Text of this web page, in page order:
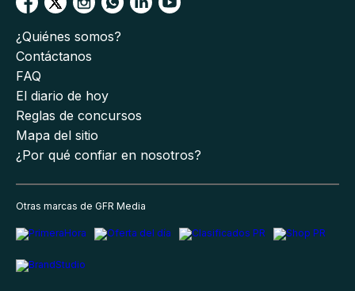
¿Quiénes somos?
Contáctanos
FAQ
El diario de hoy
Reglas de concursos
Mapa del sitio
¿Por qué confiar en nosotros?
Otras marcas de GFR Media